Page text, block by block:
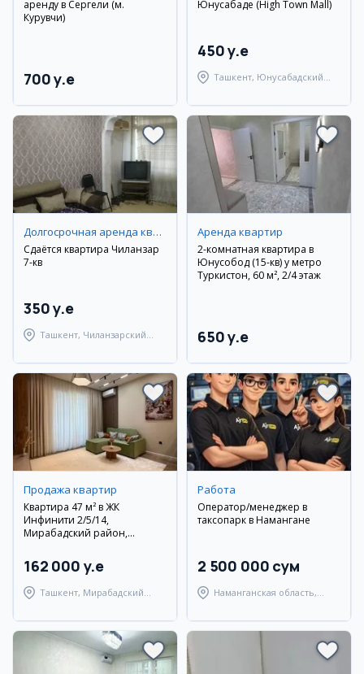
аренду в Сергели (м.
Курувчи)
700 y.e
Юнусабаде (High Town Mall)
450 y.e
Ташкент, Юнусабадский
Долгосрочная аренда квартир
Сдаётся квартира Чиланзар
7-кв
350 y.e
Ташкент, Чиланзарский
Аренда квартир
2-комнатная квартира в
Юнусобод (15-кв) у метро
Туркистон, 60 м², 2/4 этаж
650 y.e
Продажа квартир
Квартира 47 м² в ЖК
Инфинити 2/5/14,
Мирабадский район,
мебель и техника
162 000 y.e
Ташкент, Мирабадский
Работа
Оператор/менеджер в
таксопарк в Намангане
2 500 000 сум
Наманганская область,